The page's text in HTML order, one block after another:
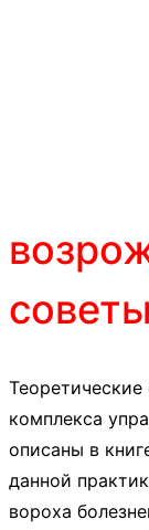
Теоретические
комплекса
описаны в
данной
вороха